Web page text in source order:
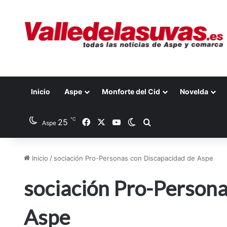
Inicio Aspe Monforte del Cid Novelda
Aspe 25 ℃ FacebookYouTubeSwitch skin
Inicio / sociación Pro-Personas con Discapacidad de Aspe
sociación Pro-
Aspe